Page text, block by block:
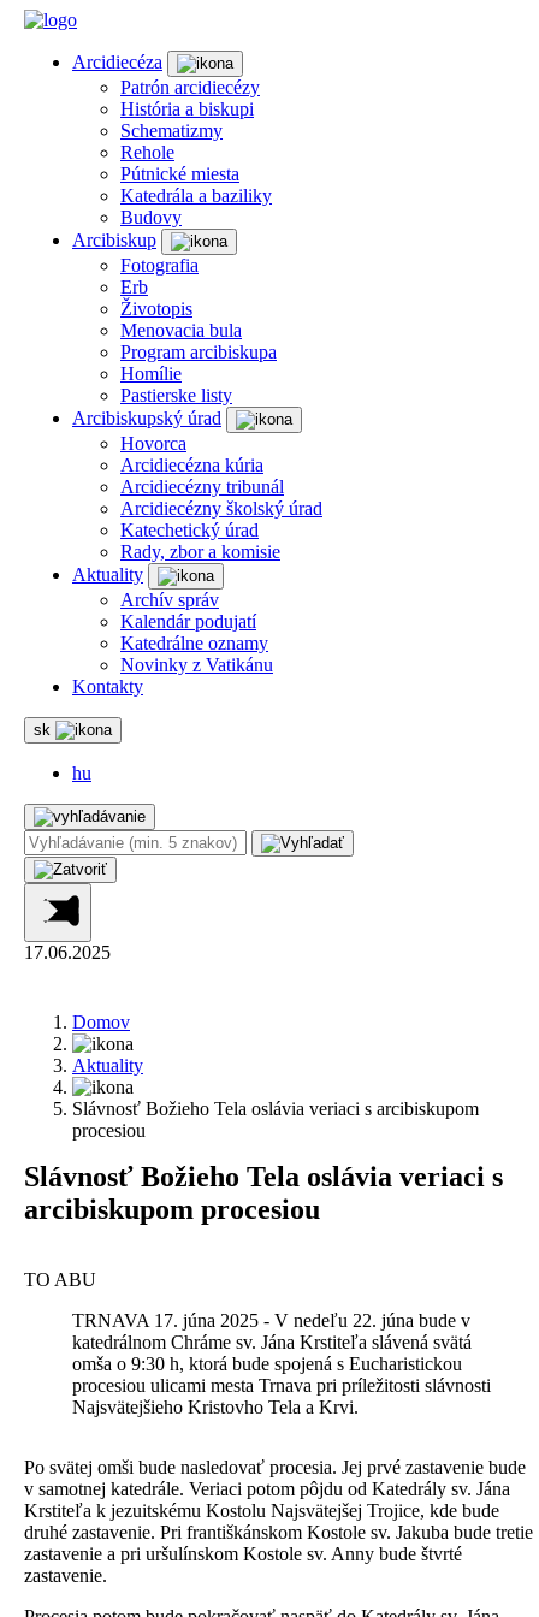
Arcidiecéza
Patrón arcidiecézy
História a biskupi
Schematizmy
Rehole
Pútnické miesta
Katedrála a baziliky
Budovy
Arcibiskup
Fotografia
Erb
Životopis
Menovacia bula
Program arcibiskupa
Homílie
Pastierske listy
Arcibiskupský úrad
Hovorca
Arcidiecézna kúria
Arcidiecézny tribunál
Arcidiecézny školský úrad
Katechetický úrad
Rady, zbor a komisie
Aktuality
Archív správ
Kalendár podujatí
Katedrálne oznamy
Novinky z Vatikánu
Kontakty
sk
hu
17.06.2025
Domov
Aktuality
Slávnosť Božieho Tela oslávia veriaci s arcibiskupom
procesiou
Slávnosť Božieho Tela oslávia veriaci s
arcibiskupom procesiou
TO ABU
TRNAVA 17. júna 2025 - V nedeľu 22. júna bude v
katedrálnom Chráme sv. Jána Krstiteľa slávená svätá
omša o 9:30 h, ktorá bude spojená s Eucharistickou
procesiou ulicami mesta Trnava pri príležitosti slávnosti
Najsvätejšieho Kristovho Tela a Krvi.
Po svätej omši bude nasledovať procesia. Jej prvé zastavenie bude
v samotnej katedrále. Veriaci potom pôjdu od Katedrály sv. Jána
Krstiteľa k jezuitskému Kostolu Najsvätejšej Trojice, kde bude
druhé zastavenie. Pri františkánskom Kostole sv. Jakuba bude tretie
zastavenie a pri uršulínskom Kostole sv. Anny bude štvrté
zastavenie.